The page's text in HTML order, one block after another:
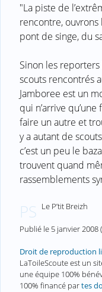
"La piste de
rencontre, ouvrons
pont de singe, du
Sinon les
scouts rencontrés
Jamboree est un
qui n’arrive
faire un autre et
y a autant de
c’est un peu le
trouvent quand
rassemblements
PS Le P’tit Breizh
Publié le 5 janvier 2008
Droit de reproduction
LaToileScoute est un
une équipe 100%
100% financé partes